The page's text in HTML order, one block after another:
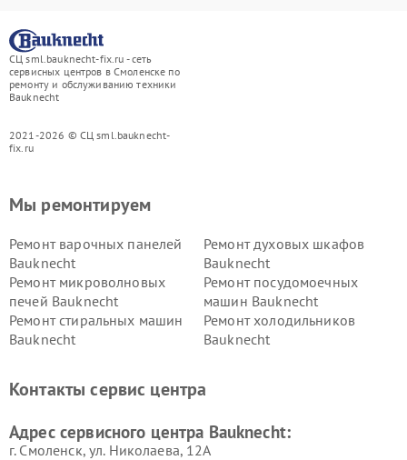
СЦ sml.bauknecht-fix.ru - сеть
сервисных центров в Смоленске по
ремонту и обслуживанию техники
Bauknecht
2021-2026 © СЦ sml.bauknecht-
fix.ru
Мы ремонтируем
Ремонт варочных панелей
Bauknecht
Ремонт духовых шкафов
Bauknecht
Ремонт микроволновых
печей Bauknecht
Ремонт посудомоечных
машин Bauknecht
Ремонт стиральных машин
Bauknecht
Ремонт холодильников
Bauknecht
Контакты сервис центра
Адрес сервисного центра Bauknecht:
г. Смоленск, ул. Николаева, 12А